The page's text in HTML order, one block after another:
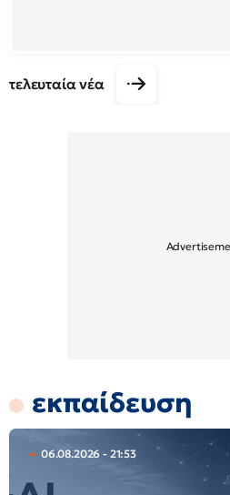
τελευταία νέα
εκπαίδευση
06.08.2026 - 21:53